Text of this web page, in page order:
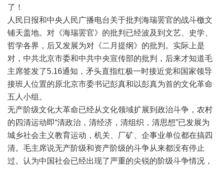
了！
人民日报和中央人民广播电台关于批判海瑞罢官的战斗檄文
铺天盖地。对《海瑞罢官》的批判已经波及到文艺、史学、
哲学各界，后又发展为对《二月提纲》的批判。实际上是
对，中共北京市委和中共中央宣传部的批判，后来才知道毛
主席签发了5.16通知，矛头直指红极一时接近党和国家领导
接班人位置的原北京市委书记彭真和以彭真为首的文化革命
五人小组。
无产阶级文化大革命已经从文化领域扩展到政治斗争，农村
的四清运动即“清政治，清经济，清组织，清思想”已发展为
城乡社会主义教育运动，机关、厂矿、企事业单位都在搞四
清。毛主席说无产阶级和资产阶级的斗争从来都没有停止
过。认为中国社会已经出现了严重的尖锐的阶级斗争情况，